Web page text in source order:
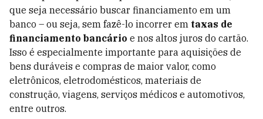
que seja necessário buscar financiamento em um
banco – ou seja, sem fazê-lo incorrer em taxas de
financiamento bancário e nos altos juros do cartão.
Isso é especialmente importante para aquisições de
bens duráveis e compras de maior valor, como
eletrônicos, eletrodomésticos, materiais de
construção, viagens, serviços médicos e automotivos,
entre outros.